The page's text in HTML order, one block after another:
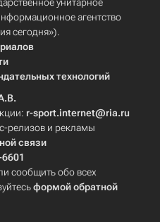
агентство
сегодня»).
технологий
r-sport.internet@ria.ru
релизов и рекламы
связи
сообщить обо всех
формой обратной